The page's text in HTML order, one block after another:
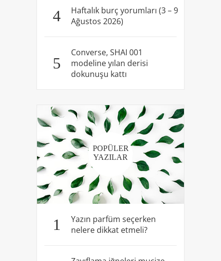
4
Haftalık burç yorumları (3 – 9
Ağustos 2026)
5
Converse, SHAI 001
modeline yılan derisi
dokunuşu kattı
POPÜLER
YAZILAR
1
Yazın parfüm seçerken
nelere dikkat etmeli?